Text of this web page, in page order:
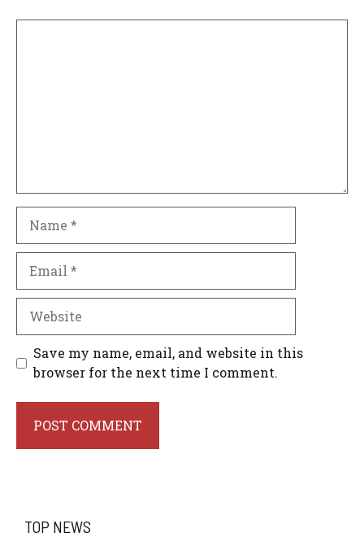
Save my name, email, and website in this
browser for the next time I comment.
TOP NEWS